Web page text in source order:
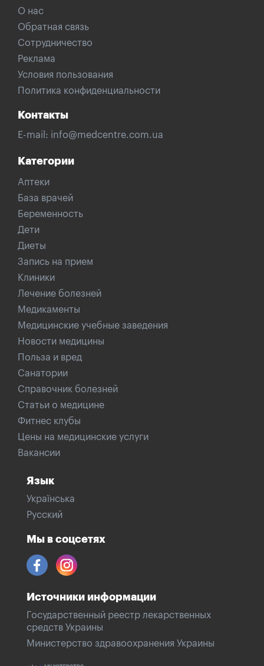
О нас
Обратная связь
Сотрудничество
Реклама
Условия пользования
Политика конфиденциальности
Контакты
E-mail: info@medcentre.com.ua
Категории
Аптеки
База врачей
Беременность
Дети
Диеты
Запись на прием
Клиники
Лечение болезней
Медикаменты
Медицинские учебные заведения
Новости медицины
Польза и вред
Санатории
Справочник болезней
Статьи о медицине
Фитнес клубы
Цены на медицинские услуги
Вакансии
Язык
Українська
Русский
Мы в соцсетях
Источники информации
Государственный реестр лекарственных
средств Украины
Министерство здравоохранения Украины